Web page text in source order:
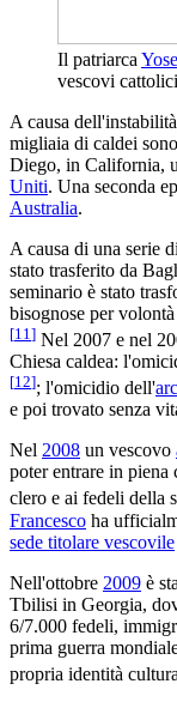
Il patriarca
vescovi
A causa
migliaia di caldei
Diego, in California,
Uniti. Una seconda
Australia.
A causa di una serie
stato trasferito da
seminario è stato
bisognose per
[11 ] Nel 2007 e nel
Chiesa caldea:
[12]; l'omicidio dell'
e poi trovato senza
Nel 2008 un vescovo
poter entrare in piena
clero e ai fedeli della
Francesco ha
sede titolare vescovile
Nell'ottobre 2009 è
Tbilisi in Georgia,
6/7.000 fedeli,
prima guerra
propria identità